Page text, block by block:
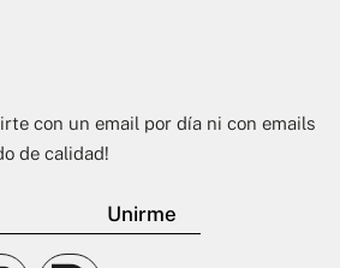
con un email por día ni con emails
de calidad!